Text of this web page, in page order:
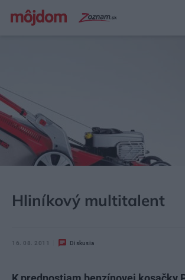
Hliníkový multitalent
16. 08. 2011 Diskusia